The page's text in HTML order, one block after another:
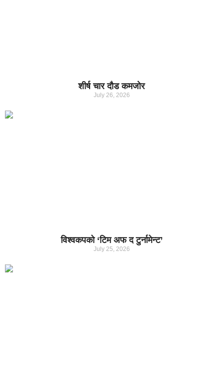
शीर्ष चार दौड कमजोर
July 26, 2026
विश्वकपको ‘टिम अफ द टुर्नामेन्ट’
July 25, 2026